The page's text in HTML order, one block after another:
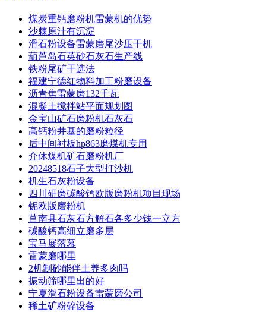
煤炭重钙磨粉机雷蒙机的优势
沙棘原汁有沉淀
滑石粉设备雷蒙磨尾沙压干机
葫芦岛石英砂石灰石生产线
铁粉尾矿干选法
福建宁德红物料加工粉磨设备
沥青焦雷蒙磨132千瓦
混凝土搅拌站平面规划图
金宝山矿石磨粉机石灰石
高钙粉井基的磨粉粒径
后中间衬板hp863磨煤机专用
介休煤机矿石磨粉机厂
20248518石子大型打沙机
机生石灰粉设备
四川研磨碳酸钙欧版磨粉机项目现场
铌欧版磨粉机
莒南县石灰石方解石各多少钱一立方
碳酸钙高细立磨多层
宝马展落幕
雷蒙磨哪里
2机制砂能伴土养多肉吗
振动筛哪里出的好
宁夏滑石粉设备雷蒙磨公司
稀土矿粉碎设备